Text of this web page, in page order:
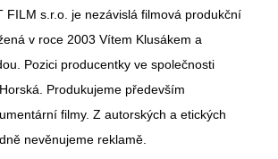
FILM s.r.o. je nezávislá filmová produkční
v roce 2003 Vítem Klusákem a
Pozici producentky ve společnosti
Produkujeme především
filmy. Z autorských a etických
nevěnujeme reklamě.